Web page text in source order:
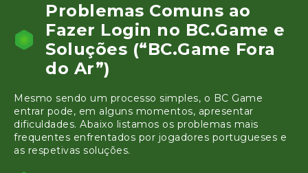
Problemas Comuns ao
Fazer Login no BC.Game e
Soluções (“BC.Game Fora
do Ar”)
Mesmo sendo um processo simples, o BC Game
entrar pode, em alguns momentos, apresentar
dificuldades. Abaixo listamos os problemas mais
frequentes enfrentados por jogadores portugueses e
as respetivas soluções.